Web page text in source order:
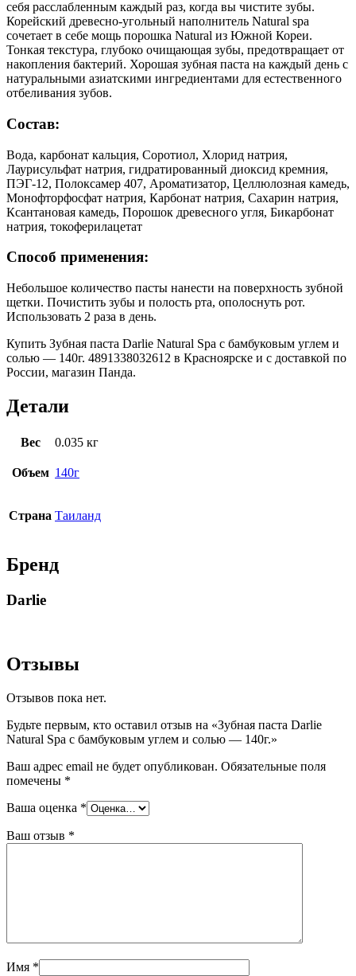
себя расслабленным каждый раз, когда вы чистите зубы.
Корейский древесно-угольный наполнитель Natural spa
сочетает в себе мощь порошка Natural из Южной Кореи.
Тонкая текстура, глубоко очищающая зубы, предотвращает от
накопления бактерий. Хорошая зубная паста на каждый день с
натуральными азиатскими ингредиентами для естественного
отбеливания зубов.
Состав:
Вода, карбонат кальция, Соротиол, Хлорид натрия,
Лаурисульфат натрия, гидратированный диоксид кремния,
ПЭГ-12, Полоксамер 407, Ароматизатор, Целлюлозная камедь,
Монофторфосфат натрия, Карбонат натрия, Сахарин натрия,
Ксантановая камедь, Порошок древесного угля, Бикарбонат
натрия, токоферилацетат
Способ применения:
Небольшое количество пасты нанести на поверхность зубной
щетки. Почистить зубы и полость рта, ополоснуть рот.
Использовать 2 раза в день.
Купить Зубная паста Darlie Natural Spa с бамбуковым углем и
солью — 140г. 4891338032612 в Красноярске и с доставкой по
России, магазин Панда.
Детали
Вес 0.035 кг
Объем 140г
Страна Таиланд
Бренд
Darlie
Отзывы
Отзывов пока нет.
Будьте первым, кто оставил отзыв на «Зубная паста Darlie
Natural Spa с бамбуковым углем и солью — 140г.»
Ваш адрес email не будет опубликован. Обязательные поля
помечены *
Ваша оценка *
Ваш отзыв *
Имя *